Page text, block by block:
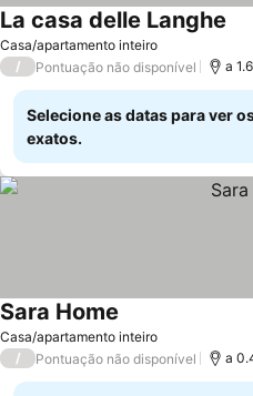
Casa/apartamento inteiro
La casa delle Langhe
/ Pontuação não disponível a
Selecione as datas para ver
exatos.
Casa/apartamento inteiro
Sara Home
/ Pontuação não disponível a